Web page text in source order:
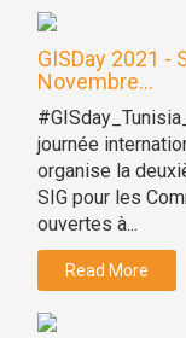
GISDay 2021 -
Novembre...
journée
organise la
SIG pour les
ouvertes à...
Read More